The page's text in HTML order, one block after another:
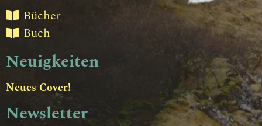
Bücher
Buch
Neuigkeiten
Neues Cover!
Newsletter